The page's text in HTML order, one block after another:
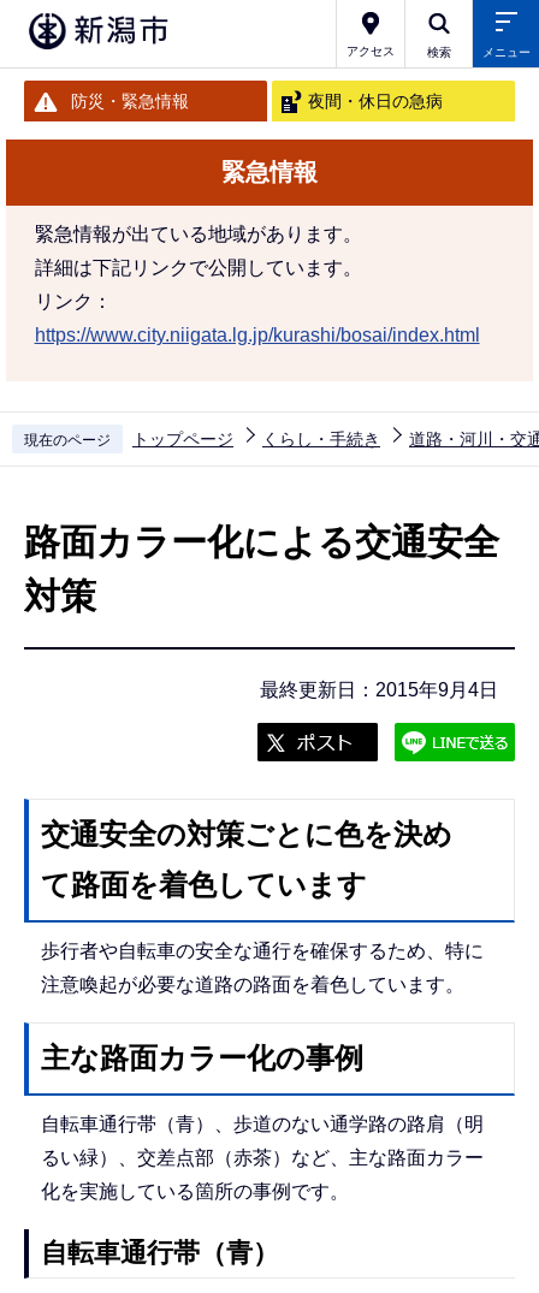
アクセス 検索 メニュー
防災・緊急情報 夜間・休日の急病
緊急情報
緊急情報が出ている地域があります。
詳細は下記リンクで公開しています。
リンク：
https://www.city.niigata.lg.jp/kurashi/bosai/index.html
現在のページ トップページ くらし・手続き 道路・河川・交
路面カラー化による交通安全
対策
最終更新日：2015年9月4日
交通安全の対策ごとに色を決め
て路面を着色しています
歩行者や自転車の安全な通行を確保するため、特に
注意喚起が必要な道路の路面を着色しています。
主な路面カラー化の事例
自転車通行帯（青）、歩道のない通学路の路肩（明
るい緑）、交差点部（赤茶）など、主な路面カラー
化を実施している箇所の事例です。
自転車通行帯（青）